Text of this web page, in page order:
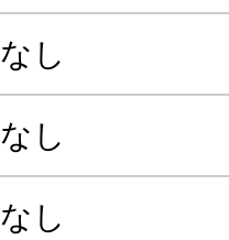
なし
なし
なし